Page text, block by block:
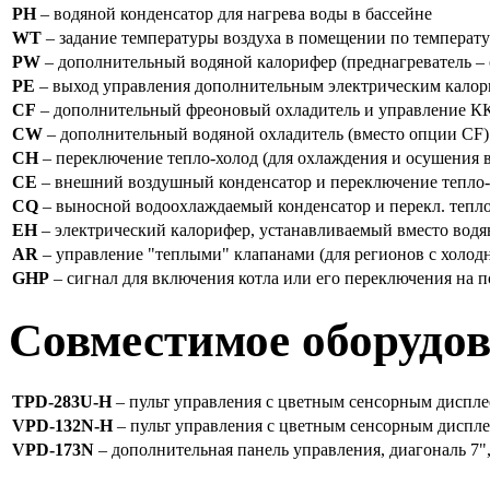
PH– водяной конденсатор для нагрева воды в бассейне
WT – задание температуры воздуха в помещении по
PW – дополнительный водяной калорифер (преднагреватель –
PE – выход управления дополнительным электрическим
CF – дополнительный фреоновый охладитель и управление
CW – дополнительный водяной охладитель (вместо опции CF)
CH– переключение тепло-холод (для охлаждения и осушения
CE – внешний воздушный конденсатор и переключение
CQ – выносной водоохлаждаемый конденсатор и перекл.
EH– электрический калорифер, устанавливаемый вместо
AR – управление "теплыми" клапанами (для регионов с
GHP – сигнал для включения котла или его переключения
Совместимое
TPD-283U-H– пульт управления с цветным сенсорным
VPD-132N-H– пульт управления с цветным сенсорным
VPD-173N – дополнительная панель управления, диагональ